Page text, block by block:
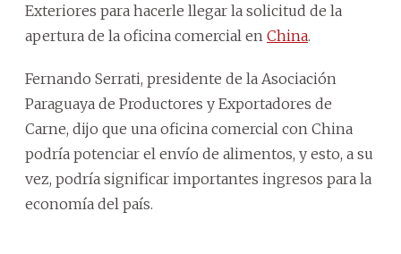
Exteriores para hacerle llegar la solicitud de la
apertura de la oficina comercial en China.
Fernando Serrati, presidente de la Asociación
Paraguaya de Productores y Exportadores de
Carne, dijo que una oficina comercial con China
podría potenciar el envío de alimentos, y esto, a su
vez, podría significar importantes ingresos para la
economía del país.